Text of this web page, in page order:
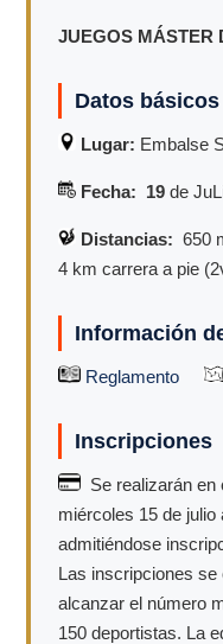
JUEGOS MÁSTER
Datos básicos
Lugar: Embalse
Fecha: 19de
Distancias: 650
4 km carrera a pie
Información
Reglamento
Inscripciones
Se realizarán en
miércoles 15 de
admitiéndose
Las inscripciones se
alcanzar el número
150 deportistas. La